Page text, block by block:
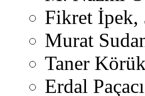
Fikret İpek,
Murat
Taner
Erdal